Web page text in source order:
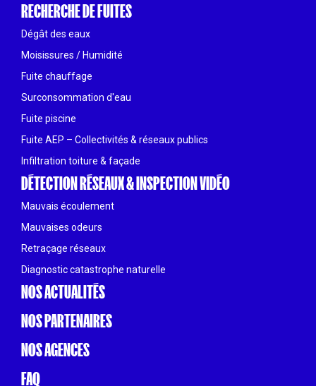
RECHERCHE DE FUITES
Dégât des eaux
Moisissures / Humidité
Fuite chauffage
Surconsommation d'eau
Fuite piscine
Fuite AEP – Collectivités & réseaux publics
Infiltration toiture & façade
DÉTECTION RÉSEAUX & INSPECTION VIDÉO
Mauvais écoulement
Mauvaises odeurs
Retraçage réseaux
Diagnostic catastrophe naturelle
NOS ACTUALITÉS
NOS PARTENAIRES
NOS AGENCES
FAQ